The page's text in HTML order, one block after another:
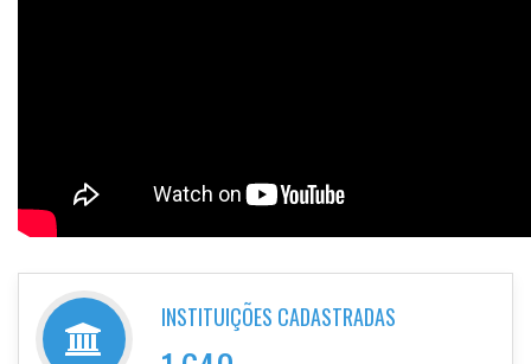
INSTITUIÇÕES CADASTRADAS